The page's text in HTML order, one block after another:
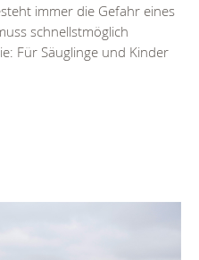
immer die Gefahr eines
schnellstmöglich
Für Säuglinge und Kinder